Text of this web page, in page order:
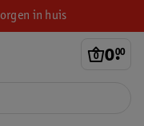
in huis
0.
00